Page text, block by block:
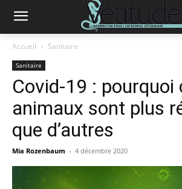
Accueil Sanitaire
Sanitaire
Covid-19 : pourquoi
animaux sont plus
que d’autres
Mia Rozenbaum - 4 décembre 2020